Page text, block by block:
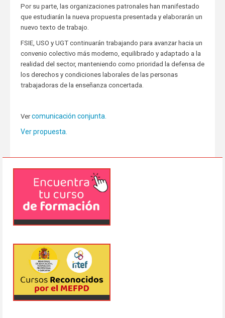
Por su parte, las organizaciones patronales han manifestado
que estudiarán la nueva propuesta presentada y elaborarán un
nuevo texto de trabajo.
FSIE, USO y UGT continuarán trabajando para avanzar hacia un
convenio colectivo más moderno, equilibrado y adaptado a la
realidad del sector, manteniendo como prioridad la defensa de
los derechos y condiciones laborales de las personas
trabajadoras de la enseñanza concertada.
Vercomunicación conjunta.
Ver propuesta.